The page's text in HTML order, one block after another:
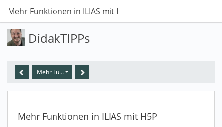
Mehr Funktionen in ILIAS mit H5P
DidakTIPPs
Mehr Funktionen in ILIAS mit H5P
Mehr Funktionen in ILIAS mit H5P